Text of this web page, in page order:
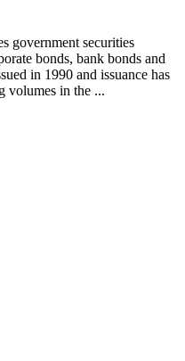
government securities
bonds, bank bonds and
in 1990 and issuance has
volumes in the ...